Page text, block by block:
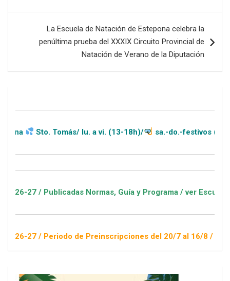
La Escuela de Natación de Estepona celebra la
penúltima prueba del XXXIX Circuito Provincial de
Natación de Verano de la Diputación
Tomás/ lu. a vi. (13-18h)/ sa.-do.-festivos (11-20h)
Publicadas Normas, Guía y Programa / ver Escuelas
Periodo de Preinscripciones del 20/7 al 16/8 / Sorteo 1 de